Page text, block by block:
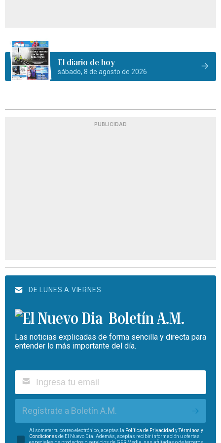
El diario de hoy
sábado, 8 de agosto de 2026
PUBLICIDAD
DE LUNES A VIERNES
Boletín A.M.
Las noticias explicadas de forma sencilla y directa para
entender lo más importante del día.
Regístrate a Boletín A.M.
Al someter tu correo electrónico, aceptas la Política de Privacidad yTérminos y
Condiciones de El Nuevo Día. Además, aceptas recibir información u ofertas